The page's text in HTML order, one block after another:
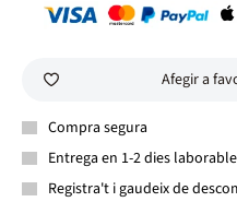
Afegir a
Compra segura
Entrega en 1-2 dies
Registra't i gaudeix de